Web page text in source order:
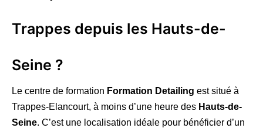
Trappes depuis les Hauts-de-
Seine ?
Le centre de formation Formation Detailing est situé à
Trappes-Elancourt, à moins d’une heure des Hauts-de-
Seine. C’est une localisation idéale pour bénéficier d’un